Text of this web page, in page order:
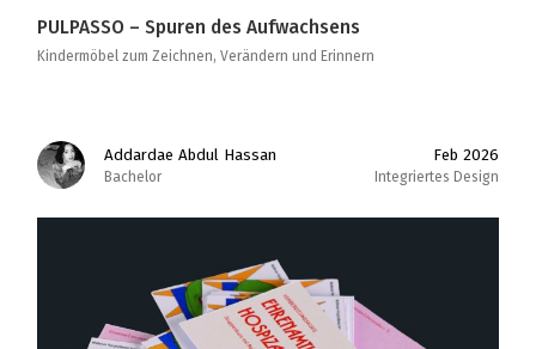
PULPASSO – Spuren des Aufwachsens
Kindermöbel zum Zeichnen, Verändern und Erinnern
Addardae Abdul Hassan
Bachelor
Feb 2026
Integriertes Design